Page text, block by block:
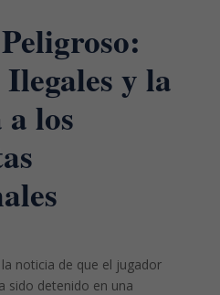
y la
los
noticia de que el jugador
sido detenido en una